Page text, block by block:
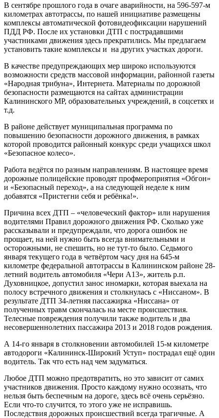
В сентябре прошлого года в очаге аварийности, на 596-597-м
километрах автотрассы, по нашей инициативе размещены
комплексы автоматической фотовидеофиксации нарушений
ПДД РФ. После их установки ДТП с пострадавшими
участниками движения здесь прекратились. Мы предлагаем
установить такие комплексы и на других участках дороги.
В качестве предупреждающих мер широко используются
возможности средств массовой информации, районной газеты
«Народная трибуна», Интернета. Материалы по дорожной
безопасности размещаются на сайтах администрации
Калининского МР, образовательных учреждений, в соцсетях и
т.д.
В районе действует муниципальная программа по
повышению безопасности дорожного движения, в рамках
которой проводится районный конкурс среди учащихся школ
«Безопасное колесо».
Работа ведётся по разным направлениям. В настоящее время
дорожные полицейские проводят профмероприятия «Обгон»
и «Безопасный переход», а на следующей неделе к ним
добавятся «Пристегни себя и ребёнка!».
Причина всех ДТП – «человеческий фактор» или нарушения
водителями Правил дорожного движения РФ. Сколько уже
рассказывали и предупреждали, что дорога ошибок не
прощает, на ней нужно быть всегда внимательными и
осторожными, не спешить, но не тут-то было. Седьмого
января текущего года в четвёртом часу дня на 645-м
километре федеральной автотрассы в Калининском районе 28-
летний водитель автомобиля «Чери А13», житель р.п.
Духовницкое, допустил занос иномарки, которая выехала на
полосу встречного движения и столкнулась с «Ниссаном». В
результате ДТП 34-летняя пассажирка «Ниссана» от
полученных травм скончалась на месте происшествия.
Телесные повреждения получили также водитель и два
несовершеннолетних пассажира 2013 и 2018 годов рождения.
А 14-го января в столкновении автомобилей 15-м километре
автодороги «Калининск-Широкий Уступ» пострадал ещё один
водитель. Так что есть над чем задуматься.
Любое ДТП можно предотвратить, но это зависит от самих
участников движения. Просто каждому нужно осознать, что
нельзя быть беспечным на дороге, здесь всё очень серьёзно.
Если что-то случится, то этого уже не исправишь.
Последствия дорожных происшествий всегда трагичные. А